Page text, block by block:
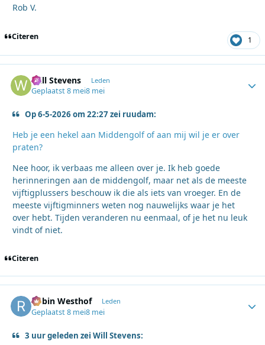
Rob V.
Citeren 1
Will Stevens Leden
Geplaatst8 mei8 mei
Op 6-5-2026 om 22:27 zei ruudam:
Heb je een hekel aan Middengolf of aan mij wil je er over
praten?
Nee hoor, ik verbaas me alleen over je. Ik heb goede
herinneringen aan de middengolf, maar net als de meeste
vijftigplussers beschouw ik die als iets van vroeger. En de
meeste vijftigminners weten nog nauwelijks waar je het
over hebt. Tijden veranderen nu eenmaal, of je het nu leuk
vindt of niet.
Citeren
Robin Westhof Leden
Geplaatst8 mei8 mei
3 uur geleden zei Will Stevens: